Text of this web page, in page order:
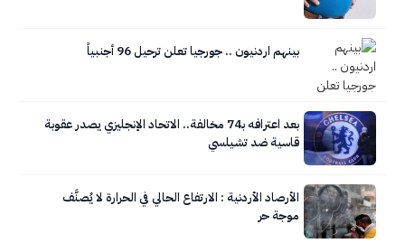
بينهم اردنيون .. جورجيا تعلن ترحيل 96 أجنبياً
بعد اعترافه بـ74 مخالفة.. الاتحاد الإنجليزي يصدر عقوبة
قاسية ضد تشيلسي
الأرصاد الأردنية : الارتفاع الحالي في الحرارة لا يُصنَّف
موجة حر